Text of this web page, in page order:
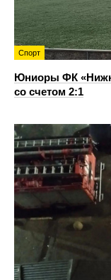
Спорт
Юниоры ФК
со счетом 2:1